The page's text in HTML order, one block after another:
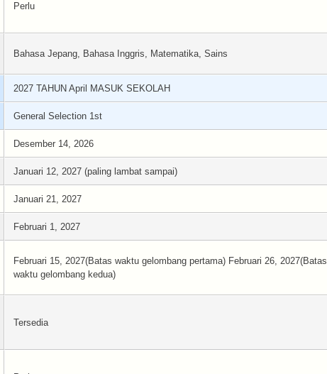
Perlu
Bahasa Jepang, Bahasa Inggris, Matematika, Sains
2027 TAHUN April MASUK SEKOLAH
General Selection 1st
Desember 14, 2026
Januari 12, 2027 (paling lambat sampai)
Januari 21, 2027
Februari 1, 2027
Februari 15, 2027(Batas waktu gelombang pertama) Februari 26, 2027(Batas
waktu gelombang kedua)
Tersedia